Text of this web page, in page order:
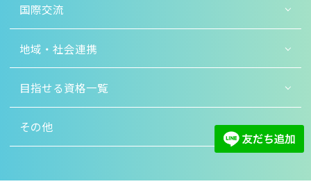
国際交流
地域・社会連携
目指せる資格一覧
その他